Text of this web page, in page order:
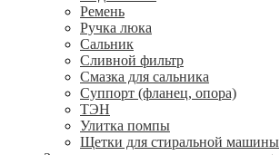
Ремень
Ручка люка
Сальник
Сливной фильтр
Смазка для сальника
Суппорт (фланец, опора)
ТЭН
Улитка помпы
Щетки для стиральной машины